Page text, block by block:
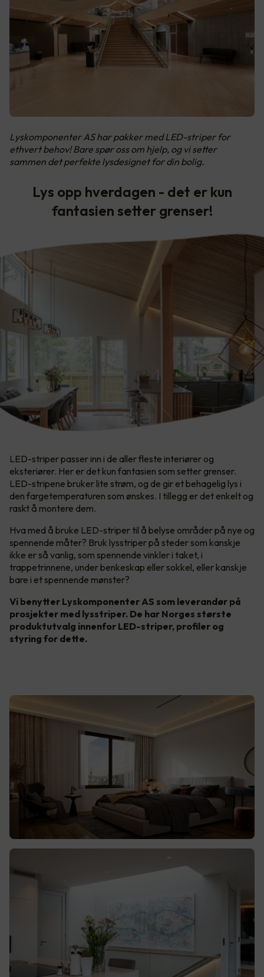
Lyskomponenter AS har pakker med LED-striper for
ethvert behov! Bare spør oss om hjelp, og vi setter
sammen det perfekte lysdesignet for din bolig.
Lys opp hverdagen - det er kun
fantasien setter grenser!
LED-striper passer inn i de aller fleste interiører og
eksteriører. Her er det kun fantasien som setter grenser.​
LED-stripene bruker lite strøm, og de gir et behagelig lys i
den fargetemperaturen som ønskes. I tillegg er det enkelt og
raskt å montere dem.​
Hva med å bruke LED-striper til å belyse områder på nye og
spennende måter? Bruk lysstriper på steder som kanskje
ikke er så vanlig, som spennende vinkler i taket, i
trappetrinnene, under benkeskap eller sokkel, eller kanskje
bare i et spennende mønster?
Vi benytter Lyskomponenter AS som leverandør på
prosjekter med lysstriper. De har Norges største
produktutvalg innenfor LED-striper, profiler og
styring for dette.